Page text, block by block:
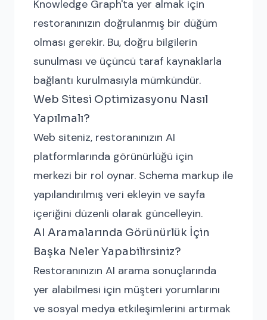
Knowledge Graph'ta yer almak için
restoranınızın doğrulanmış bir düğüm
olması gerekir. Bu, doğru bilgilerin
sunulması ve üçüncü taraf kaynaklarla
bağlantı kurulmasıyla mümkündür.
Web Sitesi Optimizasyonu Nasıl
Yapılmalı?
Web siteniz, restoranınızın AI
platformlarında görünürlüğü için
merkezi bir rol oynar. Schema markup ile
yapılandırılmış veri ekleyin ve sayfa
içeriğini düzenli olarak güncelleyin.
AI Aramalarında Görünürlük İçin
Başka Neler Yapabilirsiniz?
Restoranınızın AI arama sonuçlarında
yer alabilmesi için müşteri yorumlarını
ve sosyal medya etkileşimlerini artırmak